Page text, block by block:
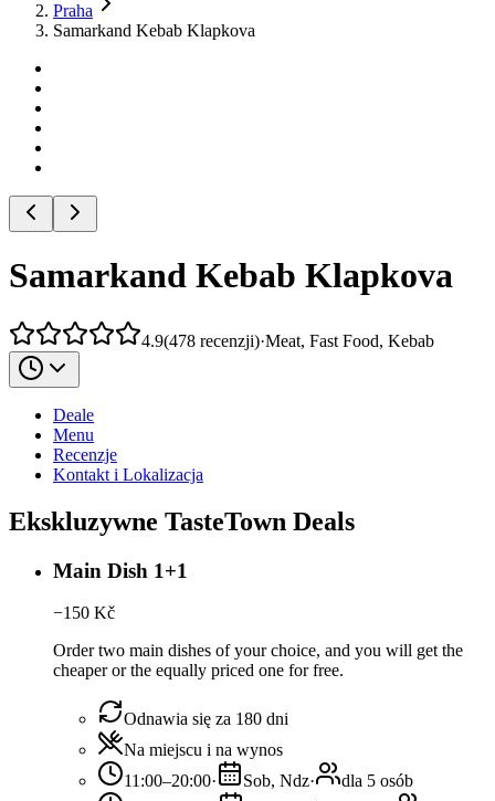
Praha
Samarkand Kebab Klapkova
Samarkand Kebab Klapkova
4.9(478 recenzji)·Meat, Fast Food, Kebab
Deale
Menu
Recenzje
Kontakt i Lokalizacja
Ekskluzywne TasteTown Deals
Main Dish 1+1
−150 Kč
Order two main dishes of your choice, and you will get the
cheaper or the equally priced one for free.
Odnawia się za 180 dni
Na miejscu i na wynos
11:00–20:00· Sob, Ndz·
dla 5 osób